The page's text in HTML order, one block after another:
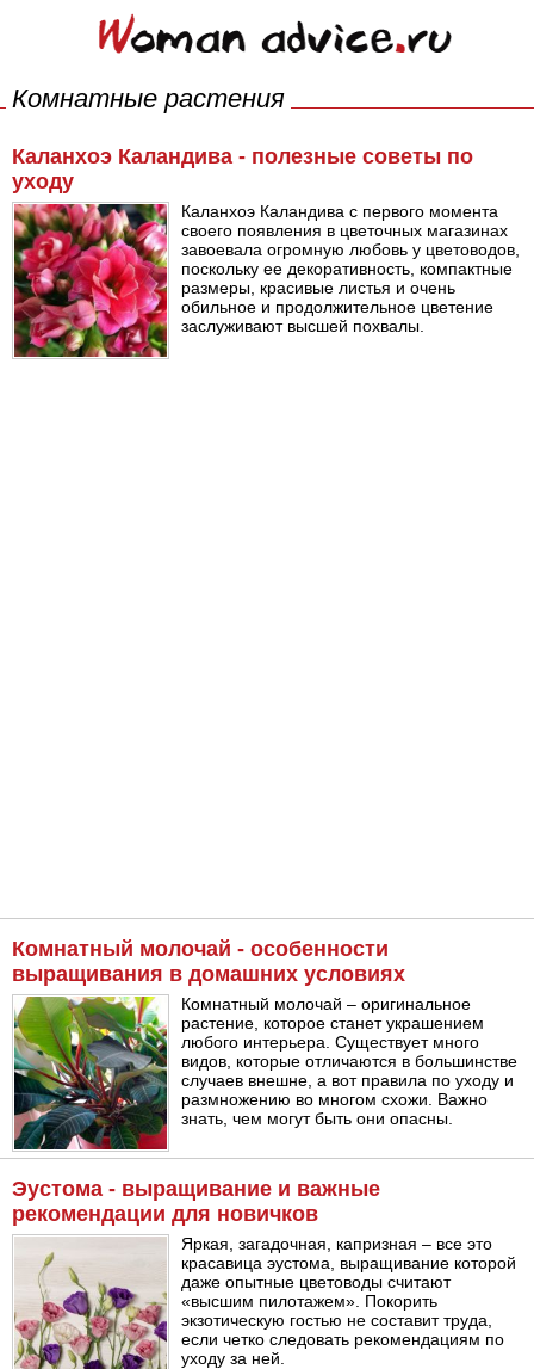
Комнатные растения
Каланхоэ Каландива - полезные советы по
уходу
Каланхоэ Каландива с первого момента
своего появления в цветочных магазинах
завоевала огромную любовь у цветоводов,
поскольку ее декоративность, компактные
размеры, красивые листья и очень
обильное и продолжительное цветение
заслуживают высшей похвалы.
Комнатный молочай - особенности
выращивания в домашних условиях
Комнатный молочай – оригинальное
растение, которое станет украшением
любого интерьера. Существует много
видов, которые отличаются в большинстве
случаев внешне, а вот правила по уходу и
размножению во многом схожи. Важно
знать, чем могут быть они опасны.
Эустома - выращивание и важные
рекомендации для новичков
Яркая, загадочная, капризная – все это
красавица эустома, выращивание которой
даже опытные цветоводы считают
«высшим пилотажем». Покорить
экзотическую гостью не составит труда,
если четко следовать рекомендациям по
уходу за ней.